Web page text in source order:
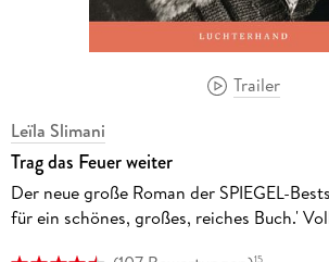
Trailer
Leïla Slimani
Trag das Feuer weiter
Der neue große Roman der SPIEGEL-
für ein schönes, großes, reiches Buch.'